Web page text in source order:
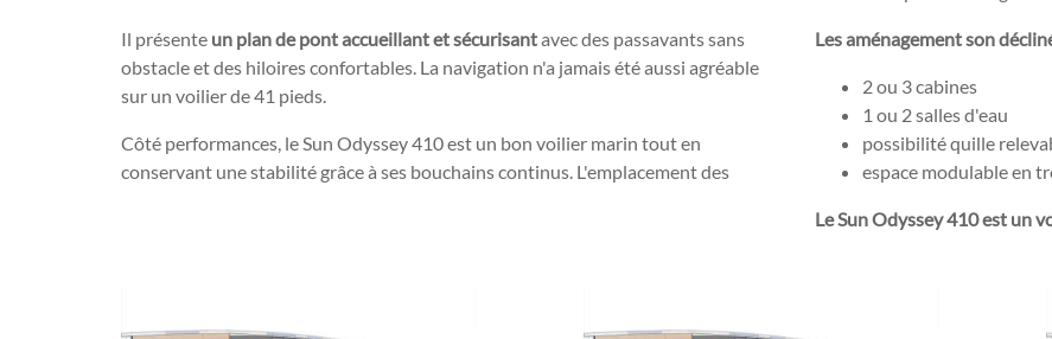
Il présente un plan de pont accueillant et sécurisantavec des passavants sans
obstacle et des hiloires confortables. La navigation n'a jamais été aussi agréable
sur un voilier de 41 pieds.
Côté performances, le Sun Odyssey 410 est un bon voilier marin tout en
conservant une stabilité grâce à ses bouchains continus. L'emplacement des
Les aménagement son
2 ou 3 cabines
1 ou 2 salles d'eau
possibilité quille
espace modulable en
Le Sun Odyssey 410 est un